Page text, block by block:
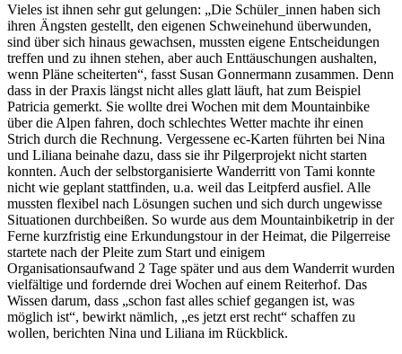
Vieles ist ihnen sehr gut gelungen: „Die Schüler_innen haben sich
ihren Ängsten gestellt, den eigenen Schweinehund überwunden,
sind über sich hinaus gewachsen, mussten eigene Entscheidungen
treffen und zu ihnen stehen, aber auch Enttäuschungen aushalten,
wenn Pläne scheiterten“, fasst Susan Gonnermann zusammen. Denn
dass in der Praxis längst nicht alles glatt läuft, hat zum Beispiel
Patricia gemerkt. Sie wollte drei Wochen mit dem Mountainbike
über die Alpen fahren, doch schlechtes Wetter machte ihr einen
Strich durch die Rechnung. Vergessene ec-Karten führten bei Nina
und Liliana beinahe dazu, dass sie ihr Pilgerprojekt nicht starten
konnten. Auch der selbstorganisierte Wanderritt von Tami konnte
nicht wie geplant stattfinden, u.a. weil das Leitpferd ausfiel. Alle
mussten flexibel nach Lösungen suchen und sich durch ungewisse
Situationen durchbeißen. So wurde aus dem Mountainbiketrip in der
Ferne kurzfristig eine Erkundungstour in der Heimat, die Pilgerreise
startete nach der Pleite zum Start und einigem
Organisationsaufwand 2 Tage später und aus dem Wanderrit wurden
vielfältige und fordernde drei Wochen auf einem Reiterhof. Das
Wissen darum, dass „schon fast alles schief gegangen ist, was
möglich ist“, bewirkt nämlich, „es jetzt erst recht“ schaffen zu
wollen, berichten Nina und Liliana im Rückblick.